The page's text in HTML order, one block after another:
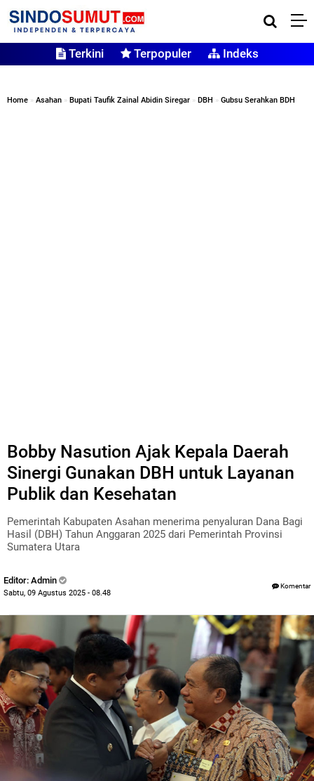
Terkini Terpopuler Indeks
Home » Asahan » Bupati Taufik Zainal Abidin Siregar » DBH » Gubsu Serahkan BDH
Bobby Nasution Ajak Kepala Daerah
Sinergi Gunakan DBH untuk Layanan
Publik dan Kesehatan
Pemerintah Kabupaten Asahan menerima penyaluran Dana Bagi
Hasil (DBH) Tahun Anggaran 2025 dari Pemerintah Provinsi
Sumatera Utara
Editor: Admin
Sabtu, 09 Agustus 2025 - 08.48
Komentar